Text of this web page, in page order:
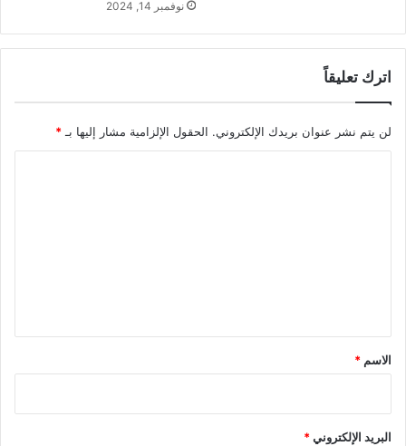
نوفمبر 14, 2024
اترك تعليقاً
لن يتم نشر عنوان بريدك الإلكتروني. الحقول الإلزامية مشار إليها بـ*
*
الاسم *
البريد الإلكتروني*